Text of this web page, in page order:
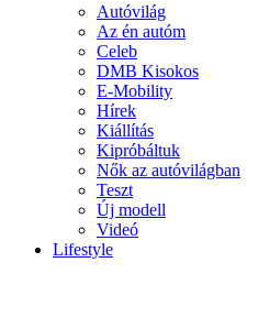
Autóvilág
Az én autóm
Celeb
DMB Kisokos
E-Mobility
Hírek
Kiállítás
Kipróbáltuk
Nők az autóvilágban
Teszt
Új modell
Videó
Lifestyle